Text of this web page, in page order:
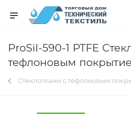
ProSil-590-1 PTFE
тефлоновым
Стеклоткани с тефлоновым